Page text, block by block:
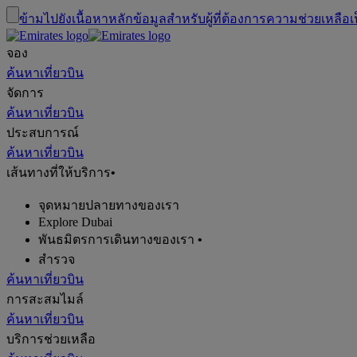
ข้ามไปยังเนื้อหาหลักข้อมูลสำหรับผู้ที่ต้องการความช่วยเหลือเ
จอง
ค้นหาเที่ยวบิน
จัดการ
ค้นหาเที่ยวบิน
ประสบการณ์
ค้นหาเที่ยวบิน
เส้นทางที่ให้บริการ•
จุดหมายปลายทางของเรา
Explore Dubai
พันธมิตรการเดินทางของเรา •
สำรวจ
ค้นหาเที่ยวบิน
การสะสมไมล์
ค้นหาเที่ยวบิน
บริการช่วยเหลือ